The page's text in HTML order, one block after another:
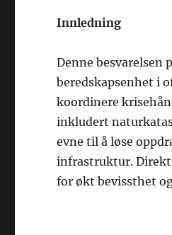
Innledning
Denne besvarelsen
beredskapsenhet i
koordinere
inkludert
evne til å løse
infrastruktur.
for økt bevissthet